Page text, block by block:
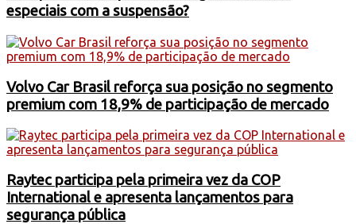
especiais com a suspensão?
Volvo Car Brasil reforça sua posição no segmento
premium com 18,9% de participação de mercado
Raytec participa pela primeira vez da COP
International e apresenta lançamentos para
segurança pública